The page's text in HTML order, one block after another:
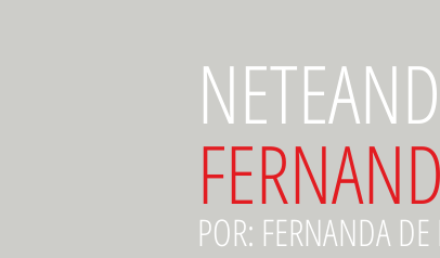
POR: FERNANDA DE